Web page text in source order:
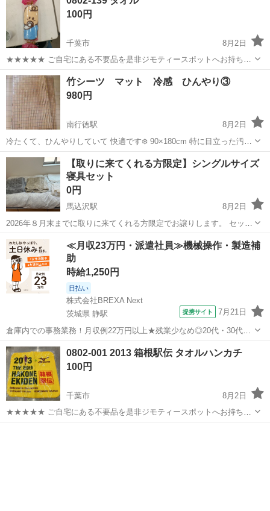
100円
千葉市
8月2日
★★★★★ ご自宅にある不要品を是非ジモティースポットへお持ち込
みしませんか？ 家電、趣味・スポーツ・レジャー用品、こども用品、
衣料服飾品、生活雑貨、家具、本、CD・DVDなどが無料でまとめて持
ち込めます！ ※詳細はこ...
千葉 千葉市
竹シーツ マット 冷感 ひんやり③
980円
南行徳駅
8月2日
冷たくて、ひんやりしていて 快適です❄️ 90×180cm 特に目立った汚れ
はありません。 取りに来ていただける方（重いので（約5キロ前
後）、車でのお渡しをオススメします） 32cm✕32cmの買った時の箱
に入れて...
千葉 市川市 南行徳駅 寝具 シーツ
【取りに来てくれる方限定】シングルサイズ
寝具セット
0円
馬込沢駅
8月2日
2026年８月末までに取りに来てくれる方限定でお譲りします。 セット
の内容は ・マットレス ・羽毛布団(カバー付き ※洗濯はしています
がアイロンかけなし) ・敷きパット(冬用×1(ユニクロ)、夏用×1(ニト
リ)、オールシーズ...
千葉 船橋市 馬込沢駅 寝具 シングル
≪月収23万円・派遣社員≫機械操作・製造補
助
時給1,250円
日払い
株式会社BREXA Next
茨城県 静駅
提携サイト 7月21日
倉庫内での事務業務！月収例22万円以上★残業少なめ◎20代・30代・
40代の男女活躍中！空調完備で快適作業★食堂利用可◎マイカー通勤
OK◎無料駐車場完備！《茨城県常陸大宮市》 人気の工場のお仕事 ◇
電子部品製造倉庫内の事務...
茨城 常陸大宮市 その他
0802-001 2013 箱根駅伝 タオルハンカチ
100円
千葉市
8月2日
★★★★★ ご自宅にある不要品を是非ジモティースポットへお持ち込
みしませんか？ 家電、趣味・スポーツ・レジャー用品、こども用品、